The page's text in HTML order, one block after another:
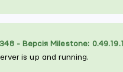
- Версія Milestone: 0.49.19.1
is up and running.